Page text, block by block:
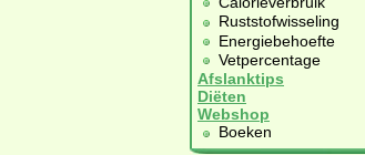
Ruststofwisseling
Energiebehoefte
Vetpercentage
Afslanktips
Diëten
Webshop
Boeken